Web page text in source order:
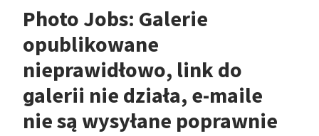
Photo Jobs: Galerie
opublikowane
nieprawidłowo, link do
galerii nie działa, e-maile
nie są wysyłane poprawnie